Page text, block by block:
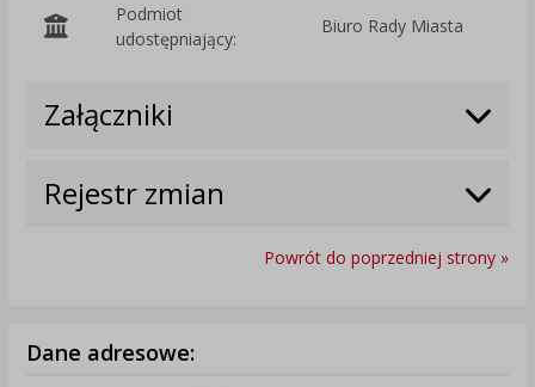
Podmiot
udostępniający:
Biuro Rady Miasta
Załączniki
Rejestr zmian
Powrót do poprzedniej strony »
Dane adresowe: